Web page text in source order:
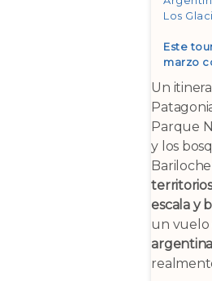
Los
Este
marzo
Un
Parque
y los
escala y
un vuelo